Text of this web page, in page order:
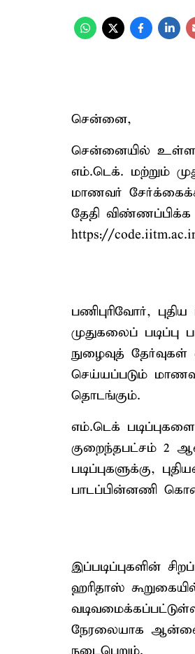
சென்னை,
சென்னையில் உள்ள
எம்.டெக். மற்றும்
மாணவர்
தேதி
https://
பணிபுரிவோர்,
முதுகலைப்
நுழைவுத்
செய்யப்படும்
தொடங்கும்.
எம்.டெக்
குறைந்தபட்சம் 2
படிப்புகளுக்கு,
பாடப்பின்னணி
இப்படிப்புகளின்
ஹரிதாஸ்
நேரலையாக